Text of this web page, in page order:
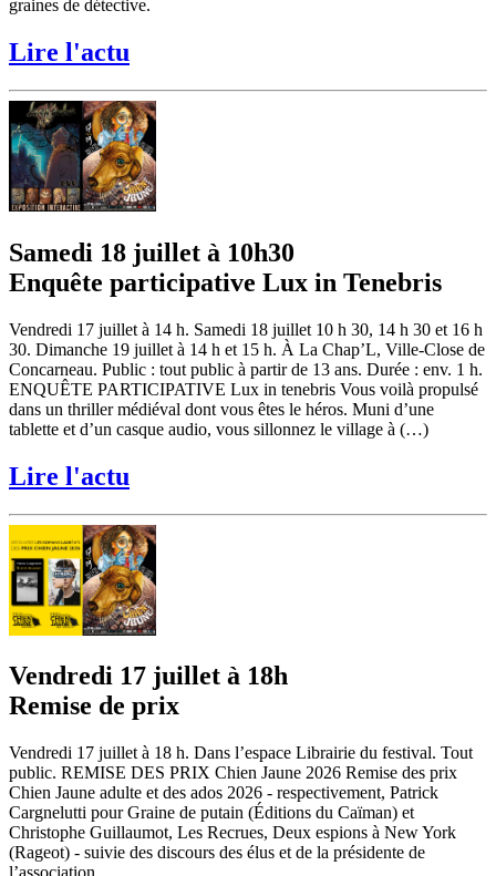
graines de détective.
Lire l'actu
Samedi 18 juillet à 10h30
Enquête participative Lux in Tenebris
Vendredi 17 juillet à 14 h. Samedi 18 juillet 10 h 30, 14 h 30 et 16 h
30. Dimanche 19 juillet à 14 h et 15 h. À La Chap’L, Ville-Close de
Concarneau. Public : tout public à partir de 13 ans. Durée : env. 1 h.
ENQUÊTE PARTICIPATIVE Lux in tenebris Vous voilà propulsé
dans un thriller médiéval dont vous êtes le héros. Muni d’une
tablette et d’un casque audio, vous sillonnez le village à (…)
Lire l'actu
Vendredi 17 juillet à 18h
Remise de prix
Vendredi 17 juillet à 18 h. Dans l’espace Librairie du festival. Tout
public. REMISE DES PRIX Chien Jaune 2026 Remise des prix
Chien Jaune adulte et des ados 2026 - respectivement, Patrick
Cargnelutti pour Graine de putain (Éditions du Caïman) et
Christophe Guillaumot, Les Recrues, Deux espions à New York
(Rageot) - suivie des discours des élus et de la présidente de